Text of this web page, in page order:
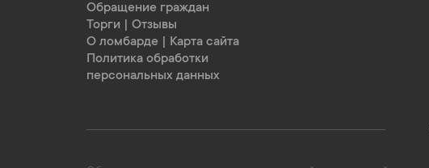
Обращение граждан
Торги
Отзывы
О ломбарде
Карта сайта
Политика обработки
персональных данных